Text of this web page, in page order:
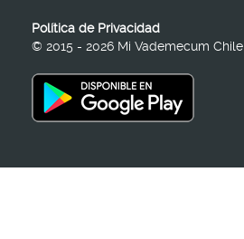
Política de Privacidad
© 2015 - 2026 Mi Vademecum Chile